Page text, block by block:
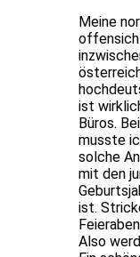
Meine
ist
Büros.
musste
solche
mit den
ist.
Also